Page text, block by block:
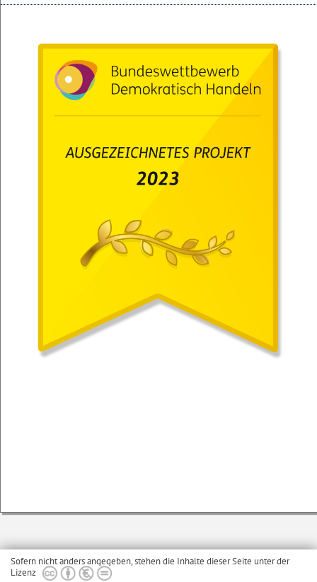
Sofern nicht anders angegeben, stehen die Inhalte dieser Seite unter der
Lizenz